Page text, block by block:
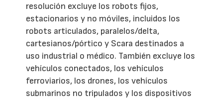
resolución excluye los robots fijos,
estacionarios y no móviles, incluidos los
robots articulados, paralelos/delta,
cartesianos/pórtico y Scara destinados a
uso industrial o médico. También excluye los
vehículos conectados, los vehículos
ferroviarios, los drones, los vehículos
submarinos no tripulados y los dispositivos